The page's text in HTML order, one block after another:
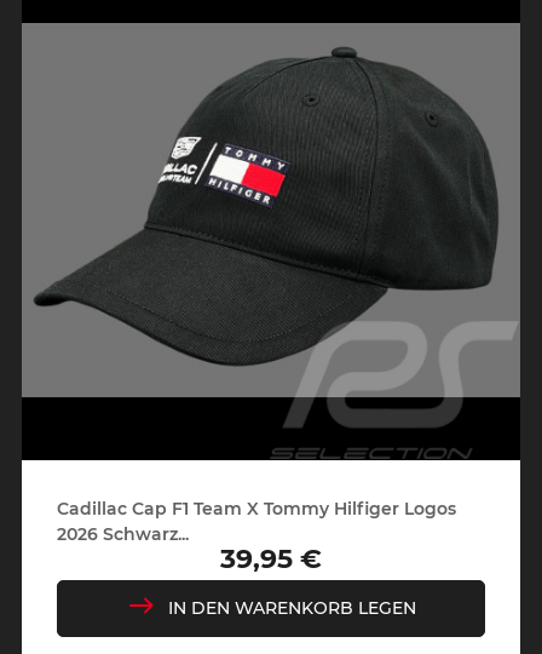
Cadillac Cap F1 Team X Tommy Hilfiger Logos
2026 Schwarz...
Preis
39,95 €
IN DEN WARENKORB LEGEN